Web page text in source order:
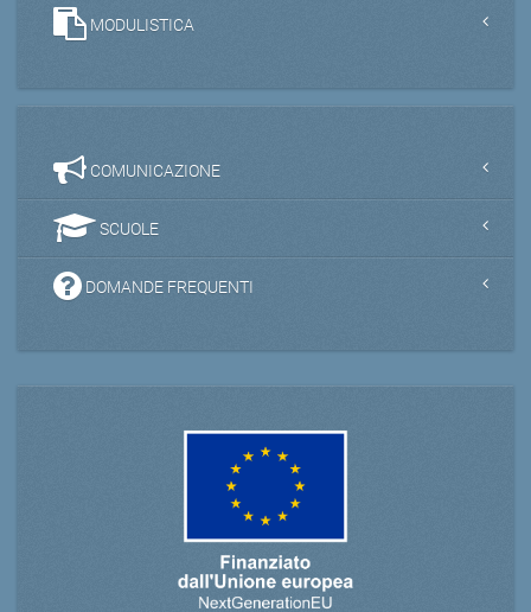
MODULISTICA
COMUNICAZIONE
SCUOLE
DOMANDE FREQUENTI